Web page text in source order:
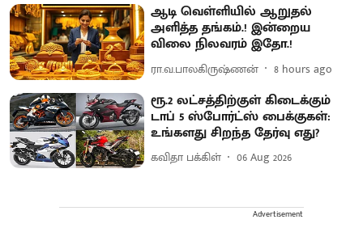
ஆடி வெள்ளியில் ஆறுதல்
அளித்த தங்கம்.! இன்றைய
விலை நிலவரம் இதோ.!
ரா.வ.பாலகிருஷ்ணன் 8 hours ago
ரூ.2 லட்சத்திற்குள் கிடைக்கும்
டாப் 5 ஸ்போர்ட்ஸ் பைக்குகள்:
உங்களது சிறந்த தேர்வு எது?
கவிதா பக்கிள் 06 Aug 2026
Advertisement